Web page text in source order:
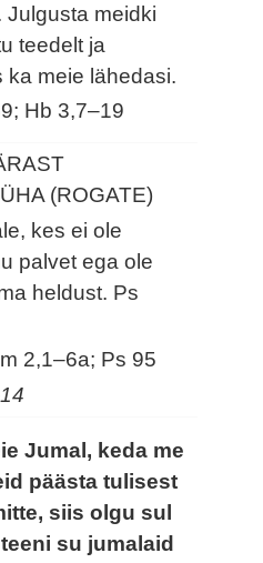
Julgusta meidki
teedelt ja
ka meie lähedasi.
Hb 3,7–19
(ROGATE)
kes ei ole
palvet ega ole
heldust. Ps
2,1–6a; Ps 95
Jumal, keda me
päästa tulisest
siis olgu sul
su jumalaid